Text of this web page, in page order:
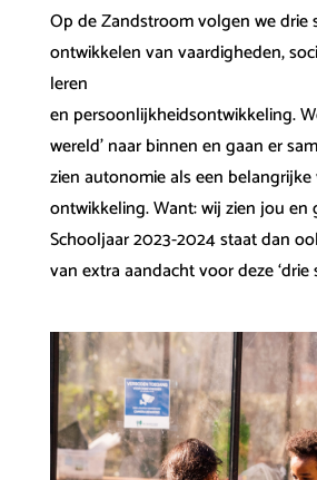
Op de Zandstroom volgen we drie
ontwikkelen van vaardigheden,
leren
en persoonlijkheidsontwikkeling.
wereld’ naar binnen en gaan er
zien autonomie als een
ontwikkeling. Want: wij zien jou en
Schooljaar 2023-2024 staat dan
van extra aandacht voor deze ‘drie